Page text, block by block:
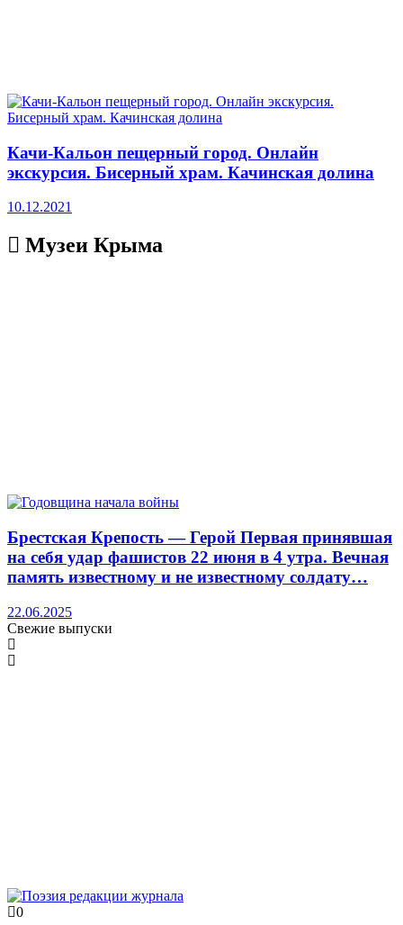
Качи-Кальон пещерный город. Онлайн
экскурсия. Бисерный храм. Качинская долина
10.12.2021
Музеи Крыма
Брестская Крепость — Герой Первая принявшая
на себя удар фашистов 22 июня в 4 утра. Вечная
память известному и не известному солдату…
22.06.2025
Свежие выпуски
0